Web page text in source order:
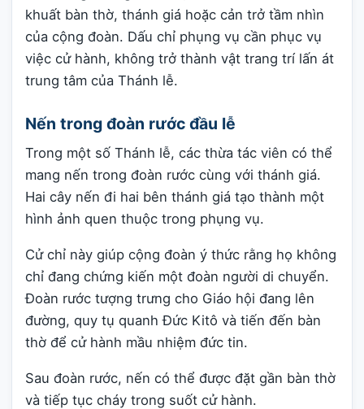
khuất bàn thờ, thánh giá hoặc cản trở tầm nhìn
của cộng đoàn. Dấu chỉ phụng vụ cần phục vụ
việc cử hành, không trở thành vật trang trí lấn át
trung tâm của Thánh lễ.
Nến trong đoàn rước đầu lễ
Trong một số Thánh lễ, các thừa tác viên có thể
mang nến trong đoàn rước cùng với thánh giá.
Hai cây nến đi hai bên thánh giá tạo thành một
hình ảnh quen thuộc trong phụng vụ.
Cử chỉ này giúp cộng đoàn ý thức rằng họ không
chỉ đang chứng kiến một đoàn người di chuyển.
Đoàn rước tượng trưng cho Giáo hội đang lên
đường, quy tụ quanh Đức Kitô và tiến đến bàn
thờ để cử hành mầu nhiệm đức tin.
Sau đoàn rước, nến có thể được đặt gần bàn thờ
và tiếp tục cháy trong suốt cử hành.